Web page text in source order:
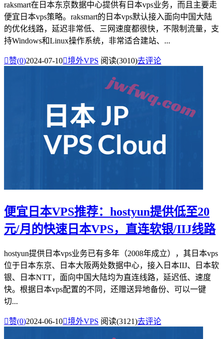
raksmart在日本东京数据中心提供有日本vps业务，而且主要走
便宜日本vps策略。raksmart的日本vps默认接入面向中国大陆
的优化线路，延迟非常低、三网速度都很快，不限制流量，支
持Windows和Linux操作系统，非常适合建站、...
赞(0)2024-07-10境外VPS 阅读(3010)去评论
便宜日本VPS推荐：hostyun提供低至20
元/月的快速日本VPS，直连软银/IIJ线路
hostyun提供日本vps业务已有多年（2008年成立），其日本vps
位于日本东京、日本大阪两处数据中心，接入日本IIJ、日本软
银、日本NTT，面向中国大陆均为直连线路，延迟低、速度
快。根据日本vps配置的不同，还赠送异地备份、可以一键
切...
赞(0)2024-06-10境外VPS 阅读(3121)去评论